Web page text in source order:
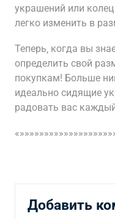
украшений или
легко изменить в
Теперь‚ когда вы
определить свой
покупкам! Больше
идеально сидящие
радовать вас
Добавить